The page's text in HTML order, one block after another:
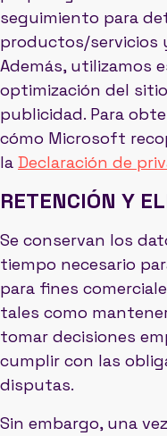
seguimiento para
productos/servicios
Además, utilizamos
optimización del
publicidad. Para
cómo Microsoft
la Declaración de
RETENCIÓN Y
Se conservan los
tiempo necesario
para fines
tales como
tomar decisiones
cumplir con las
disputas.
Sin embargo, una